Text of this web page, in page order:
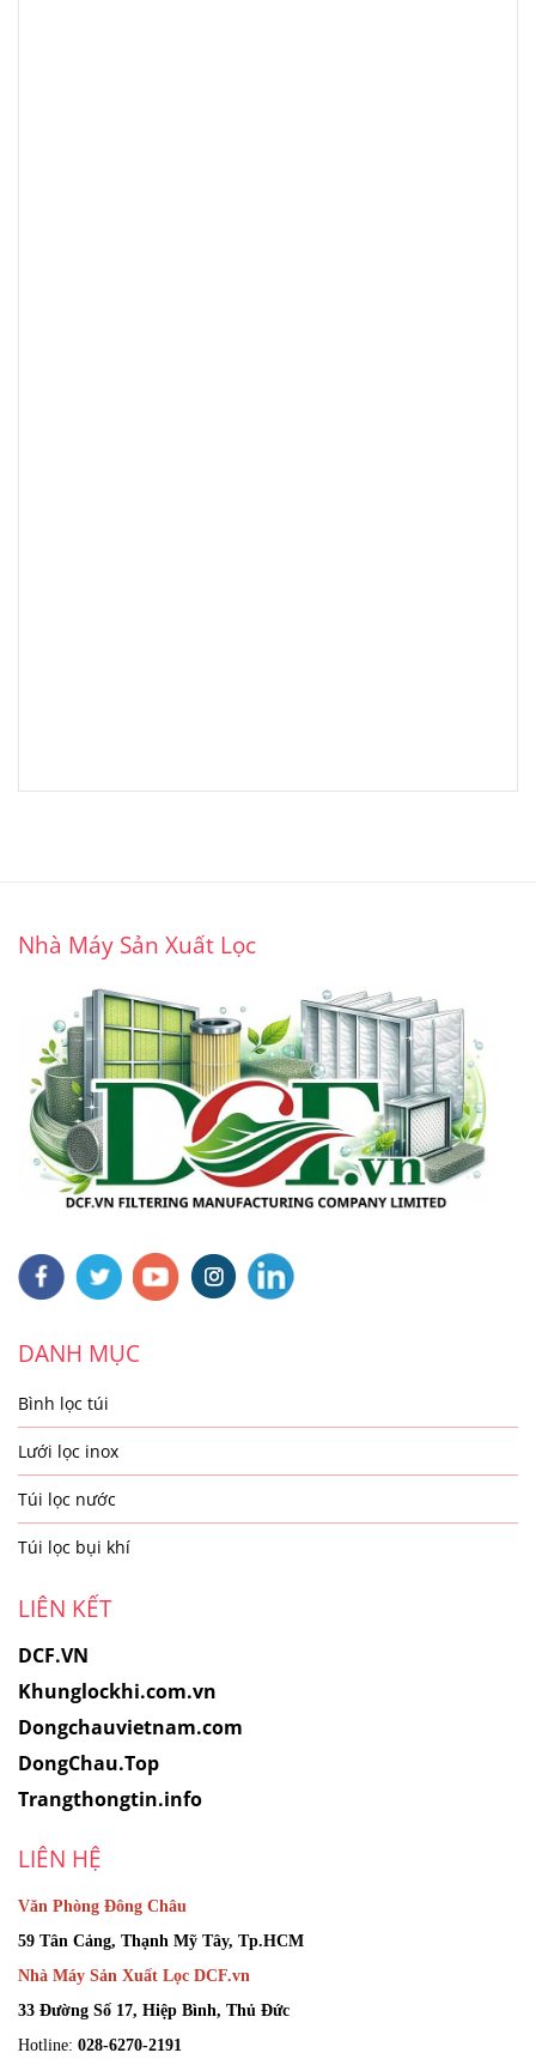
Nhà Máy Sản Xuất Lọc
DANH MỤC
Bình lọc túi
Lưới lọc inox
Túi lọc nước
Túi lọc bụi khí
LIÊN KẾT
DCF.VN
Khunglockhi.com.vn
Dongchauvietnam.com
DongChau.Top
Trangthongtin.info
LIÊN HỆ
Văn Phòng Đông Châu
59 Tân Cảng, Thạnh Mỹ Tây, Tp.HCM
Nhà Máy Sản Xuất Lọc DCF.vn
33 Đường Số 17, Hiệp Bình, Thủ Đức
Hotline: 028-6270-2191